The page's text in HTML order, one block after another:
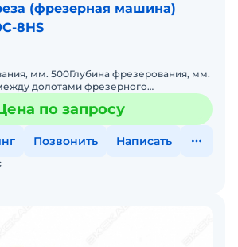
(фрезерная машина)
8HS
мм. 500Глубина фрезерования, мм.
долотами фрезерного
режущего круга, мм.
по запросу
Позвонить Написать